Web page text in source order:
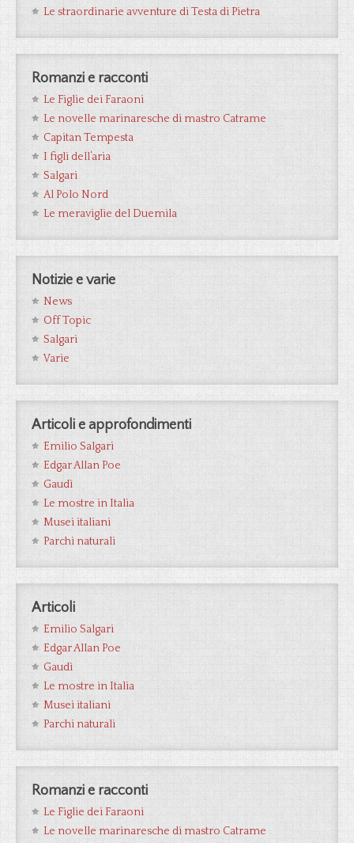
Le straordinarie avventure di Testa di Pietra
Romanzi e racconti
Le Figlie dei Faraoni
Le novelle marinaresche di mastro Catrame
Capitan Tempesta
I figli dell’aria
Salgari
Al Polo Nord
Le meraviglie del Duemila
Notizie e varie
News
Off Topic
Salgari
Varie
Articoli e approfondimenti
Emilio Salgari
Edgar Allan Poe
Gaudì
Le mostre in Italia
Musei italiani
Parchi naturali
Articoli
Emilio Salgari
Edgar Allan Poe
Gaudì
Le mostre in Italia
Musei italiani
Parchi naturali
Romanzi e racconti
Le Figlie dei Faraoni
Le novelle marinaresche di mastro Catrame